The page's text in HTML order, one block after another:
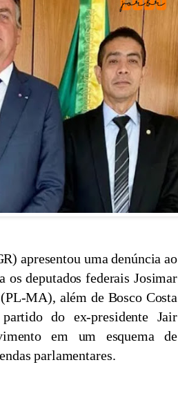
apresentou uma denúncia ao
os deputados federais Josimar
MA), além de Bosco Costa
do ex-presidente Jair
em um esquema de
parlamentares.